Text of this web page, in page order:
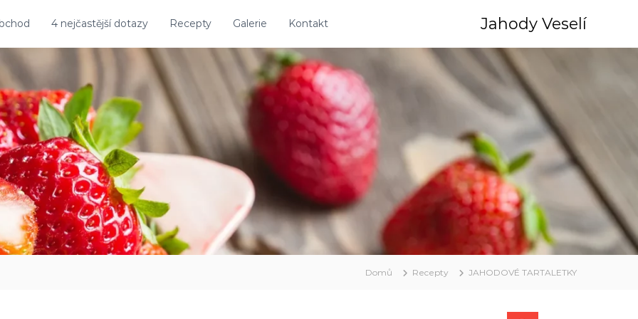
Jahody Veselí
4 nejčastější dotazy Recepty Galerie Kontakt
Domů Recepty JAHODOVÉ TARTALETKY